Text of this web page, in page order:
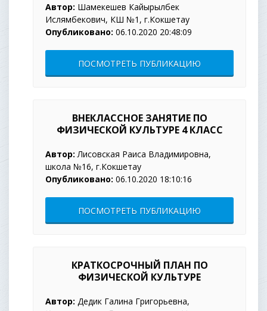
Автор: Шамекешев Кайырылбек
Ислямбекович, КШ №1, г.Кокшетау
Опубликовано: 06.10.2020 20:48:09
ПОСМОТРЕТЬ ПУБЛИКАЦИЮ
ВНЕКЛАССНОЕ ЗАНЯТИЕ ПО
ФИЗИЧЕСКОЙ КУЛЬТУРЕ 4 КЛАСС
Автор: Лисовская Раиса Владимировна,
школа №16, г.Кокшетау
Опубликовано: 06.10.2020 18:10:16
ПОСМОТРЕТЬ ПУБЛИКАЦИЮ
КРАТКОСРОЧНЫЙ ПЛАН ПО
ФИЗИЧЕСКОЙ КУЛЬТУРЕ
Автор: Дедик Галина Григорьевна,